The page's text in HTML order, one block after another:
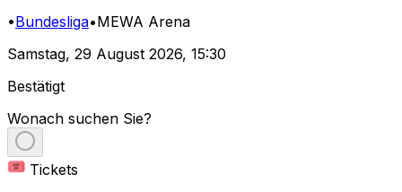
•Bundesliga•MEWA Arena
Samstag, 29 August 2026, 15:30
Bestätigt
Wonach suchen Sie?
Tickets